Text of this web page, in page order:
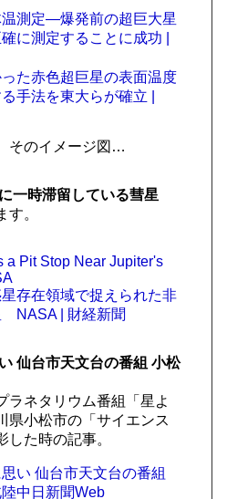
測定—爆発前の超巨大星
に測定することに成功 |
た赤色超巨星の表面温度
手法を東大らが確立 |
そのイメージ図…
一時滞留している彗星
。
a Pit Stop Near Jupiter's
星存在領域で捉えられた非
NASA | 財経新聞
仙台市天文台の番組 小松
ラネタリウム番組「星よ
県小松市の「サイエンス
した時の記事。
い 仙台市天文台の番組
中日新聞Web